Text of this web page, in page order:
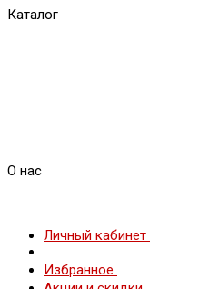
Каталог
О нас
Личный кабинет
Избранное